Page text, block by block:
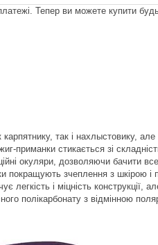
Тепер ви можете купити
так і нахлыстовику, але
приманки стикається зі
окуляри, дозволяючи бачити
покращують зчеплення з шкірою
легкість і міцність конструкції,
полікарбонату з відмінною